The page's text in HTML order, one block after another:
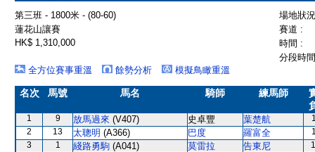
第三班 - 1800米 - (80-60)
場地狀
蓮花山讓賽
賽道 :
HK$ 1,310,000
時間 :
分段時
全方位賽事重溫
餘勢分析 模擬鳥瞰重溫
名次 馬號 馬名 騎師 練馬師
1 9 放馬過來 (V407) 史卓豐 葉楚航
2
13 太聰明 (A366) 巴度 羅富全
3
1 綫路勇駒 (A041) 莫雷拉 告東尼